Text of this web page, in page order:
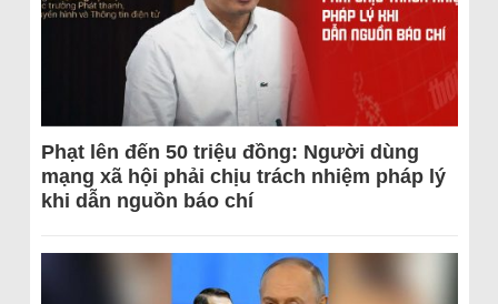
Phạt lên đến 50 triệu đồng: Người dùng
mạng xã hội phải chịu trách nhiệm pháp lý
khi dẫn nguồn báo chí